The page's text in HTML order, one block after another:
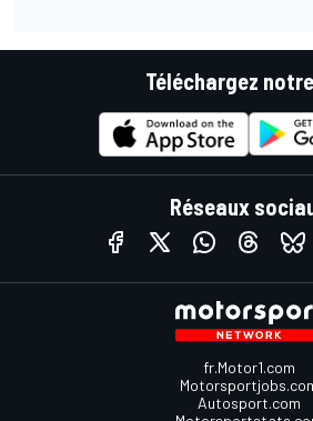
Téléchargez
Réseaux
fr.Motor1.com
Autosport.com